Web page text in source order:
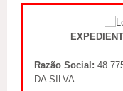
Razão Social:
DA SILVA